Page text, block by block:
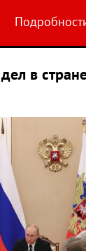
в